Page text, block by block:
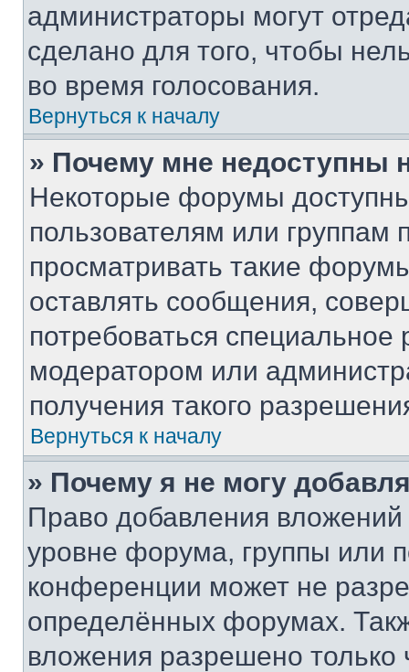
администраторы могут
сделано для того, чтобы
во время голосования.
Вернуться к началу
» Почему мне недоступны
Некоторые форумы
пользователям или группам
просматривать такие
оставлять сообщения,
потребоваться
модератором или
получения такого
Вернуться к началу
» Почему я не могу
Право добавления
уровне форума, группы или
конференции может не
определённых форумах.
вложения разрешено